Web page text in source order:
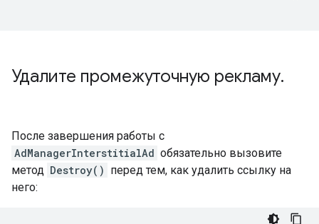
Удалите промежуточную рекламу.
После завершения работы с
AdManagerInterstitialAd обязательно вызовите
метод Destroy() перед тем, как удалить ссылку на
него: